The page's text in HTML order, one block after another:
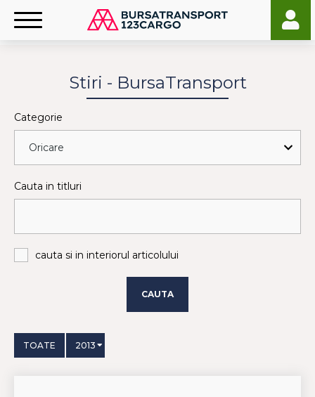
Stiri - BursaTransport
Categorie
Cauta in titluri
cauta si in interiorul articolului
CAUTA
TOATE 2013